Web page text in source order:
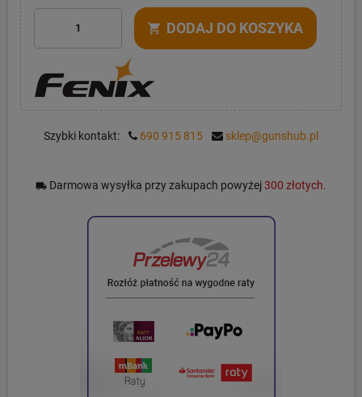
shopping_cart DODAJ DO KOSZYKA
Szybki kontakt: 690 915 815 sklep@gunshub.pl
local_shipping Darmowa wysyłka przy zakupach powyżej300 złotych.